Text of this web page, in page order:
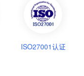
ISO27001认证